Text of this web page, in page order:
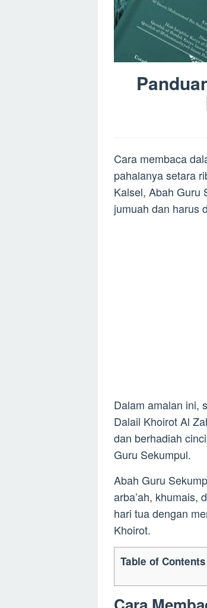
Cara membaca
pahalanya setara
Kalsel, Abah Guru
jumuah dan harus
Dalam amalan ini,
Dalail Khoirot Al
dan berhadiah
Guru Sekumpul.
Abah Guru
arba’ah, khumais,
hari tua dengan
Khoirot.
Table of Contents